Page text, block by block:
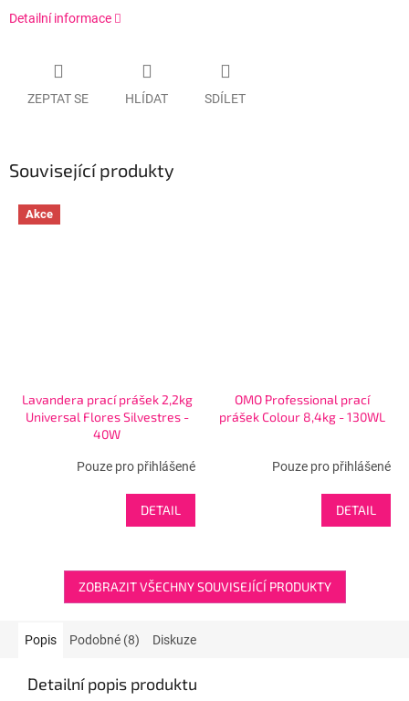
Detailní informace
ZEPTAT SE HLÍDAT SDÍLET
Související produkty
Akce
Lavandera prací prášek 2,2kg
Universal Flores Silvestres -
40W
Pouze pro přihlášené
DETAIL
OMO Professional prací
prášek Colour 8,4kg - 130WL
Pouze pro přihlášené
DETAIL
ZOBRAZIT VŠECHNY SOUVISEJÍCÍ PRODUKTY
Popis Podobné (8) Diskuze
Detailní popis produktu